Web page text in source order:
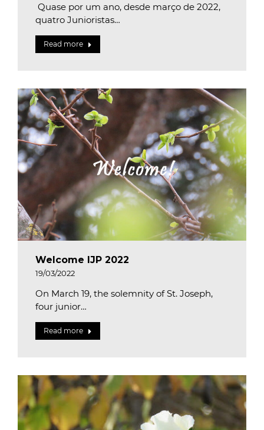
Quase por um ano, desde março de 2022,
quatro Junioristas…
Read more
Welcome IJP 2022
19/03/2022
On March 19, the solemnity of St. Joseph,
four junior…
Read more